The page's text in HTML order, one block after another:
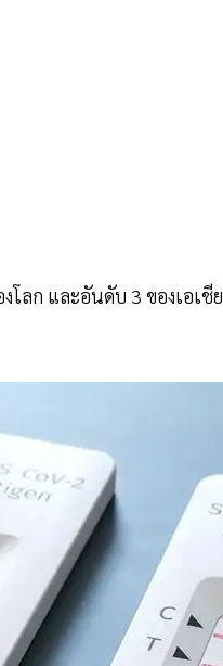
โลก และอันดับ 3 ของเอเชีย